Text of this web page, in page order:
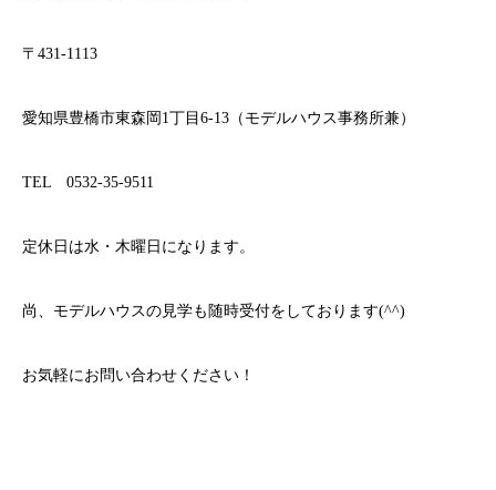
〒 431-1113
愛知県豊橋市東森岡 1 丁目 6-13 （モデルハウス事務所兼）
TEL 0532-35-9511
定休日は水・木曜日になります。
尚、モデルハウスの見学も随時受付をしております(^^)
お気軽にお問い合わせください！